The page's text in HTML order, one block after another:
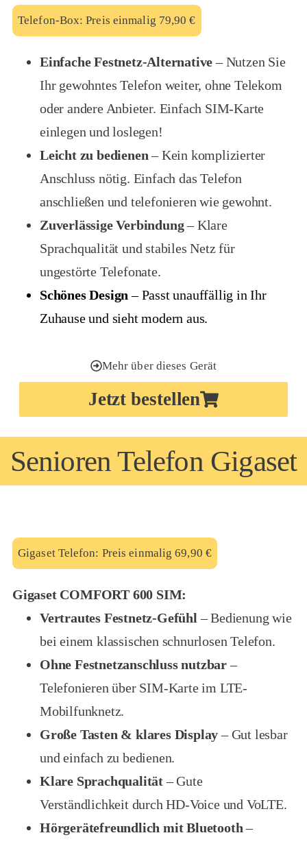
Telefon-Box: Preis einmalig 79,90 €
Einfache Festnetz-Alternative– Nutzen Sie
Ihr gewohntes Telefon weiter, ohne Telekom
oder andere Anbieter. Einfach SIM-Karte
einlegen und loslegen!
Leicht zu bedienen– Kein komplizierter
Anschluss nötig. Einfach das Telefon
anschließen und telefonieren wie gewohnt.
Zuverlässige Verbindung– Klare
Sprachqualität und stabiles Netz für
ungestörte Telefonate.
Schönes Design – Passt unauffällig in Ihr
Zuhause und sieht modern aus.
Jetzt bestellen
Mehr über dieses Gerät
Senioren Telefon Gigaset
Gigaset Telefon: Preis einmalig 69,90 €
Gigaset COMFORT 600 SIM:
Vertrautes Festnetz-Gefühl – Bedienung wie
bei einem klassischen schnurlosen Telefon.
Ohne Festnetzanschluss nutzbar–
Telefonieren über SIM-Karte im LTE-
Mobilfunknetz.
Große Tasten & klares Display– Gut lesbar
und einfach zu bedienen.
Klare Sprachqualität– Gute
Verständlichkeit durch HD-Voice und VoLTE.
Hörgerätefreundlich mit Bluetooth–